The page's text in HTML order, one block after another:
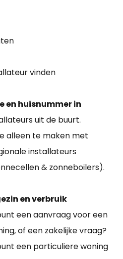
vinden
en huisnummer in
uit de buurt.
alleen te maken met
installateurs
& zonneboilers).
en verbruik
een aanvraag voor een
of een zakelijke vraag?
een particuliere woning